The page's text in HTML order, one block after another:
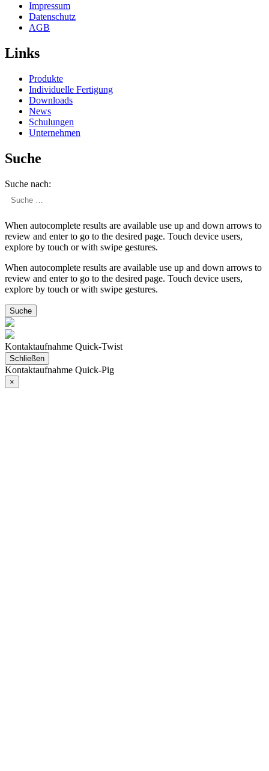
Impressum
Daten­schutz
AGB
Links
Produkte
Indivi­duelle Fertigung
Downloads
News
Schulungen
Unter­nehmen
Suche
Suche nach:
When autocomplete results are available use up and down arrows to
review and enter to go to the desired page. Touch device users,
explore by touch or with swipe gestures.
When autocomplete results are available use up and down arrows to
review and enter to go to the desired page. Touch device users,
explore by touch or with swipe gestures.
Kontaktaufnahme Quick-Twist
Schließen
Kontaktaufnahme Quick-Pig
×